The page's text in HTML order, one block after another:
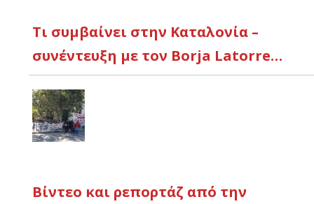
Τι συμβαίνει στην Καταλονία –
συνέντευξη με τον Borja Latorre…
Βίντεο και ρεπορτάζ από την